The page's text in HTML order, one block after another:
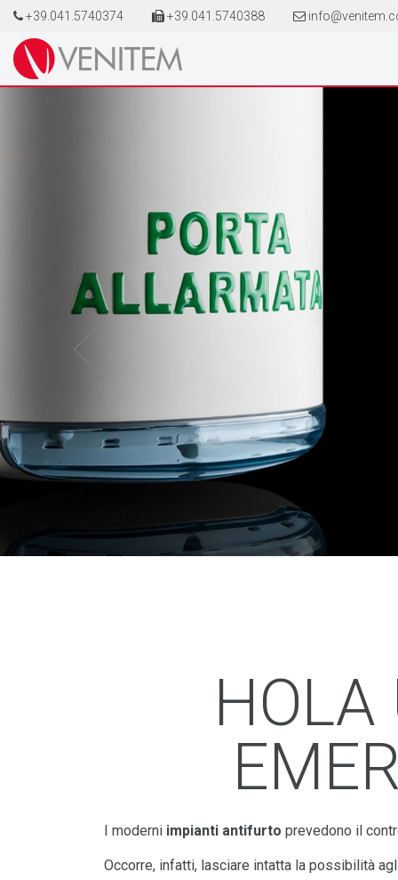
+39.041.5740374 +39.041.5740388
HOLA
I moderni impianti antifurto prevedono il
Occorre, infatti, lasciare intatta la possibilità